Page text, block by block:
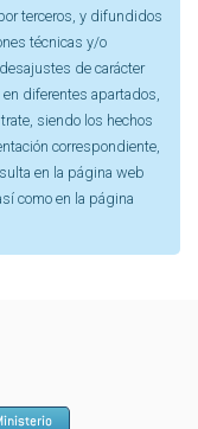
terceros, y difundidos
técnicas y/o
de carácter
diferentes apartados,
siendo los hechos
correspondiente,
en la página web
como en la página